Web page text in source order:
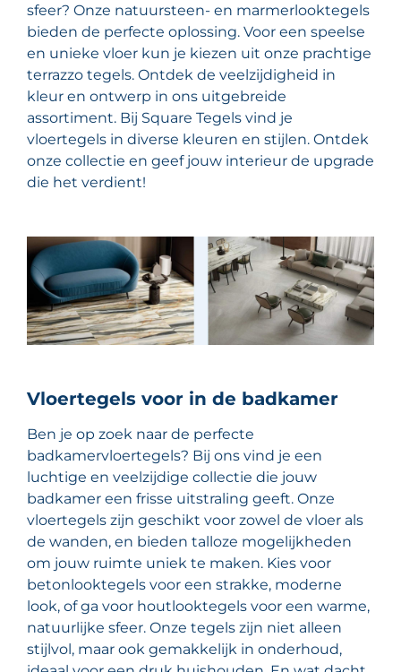
sfeer? Onze natuursteen- en marmerlooktegels
bieden de perfecte oplossing. Voor een speelse
en unieke vloer kun je kiezen uit onze prachtige
terrazzo tegels. Ontdek de veelzijdigheid in
kleur en ontwerp in ons uitgebreide
assortiment. Bij Square Tegels vind je
vloertegels in diverse kleuren en stijlen. Ontdek
onze collectie en geef jouw interieur de upgrade
die het verdient!
Vloertegels voor in de badkamer
Ben je op zoek naar de perfecte
badkamervloertegels? Bij ons vind je een
luchtige en veelzijdige collectie die jouw
badkamer een frisse uitstraling geeft. Onze
vloertegels zijn geschikt voor zowel de vloer als
de wanden, en bieden talloze mogelijkheden
om jouw ruimte uniek te maken. Kies voor
betonlooktegels voor een strakke, moderne
look, of ga voor houtlooktegels voor een warme,
natuurlijke sfeer. Onze tegels zijn niet alleen
stijlvol, maar ook gemakkelijk in onderhoud,